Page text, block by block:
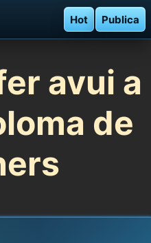
Hot Publica
avui a
de